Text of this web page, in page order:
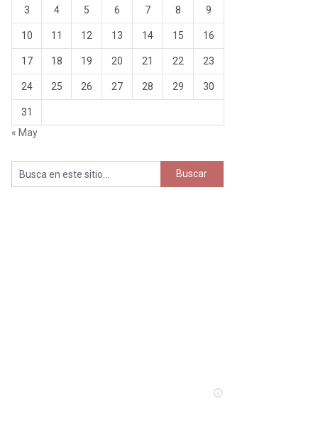
3 4 5 6 7 8 9
10 11 12 13 14 15 16
17 18 19 20 21 22 23
24 25 26 27 28 29 30
31
« May